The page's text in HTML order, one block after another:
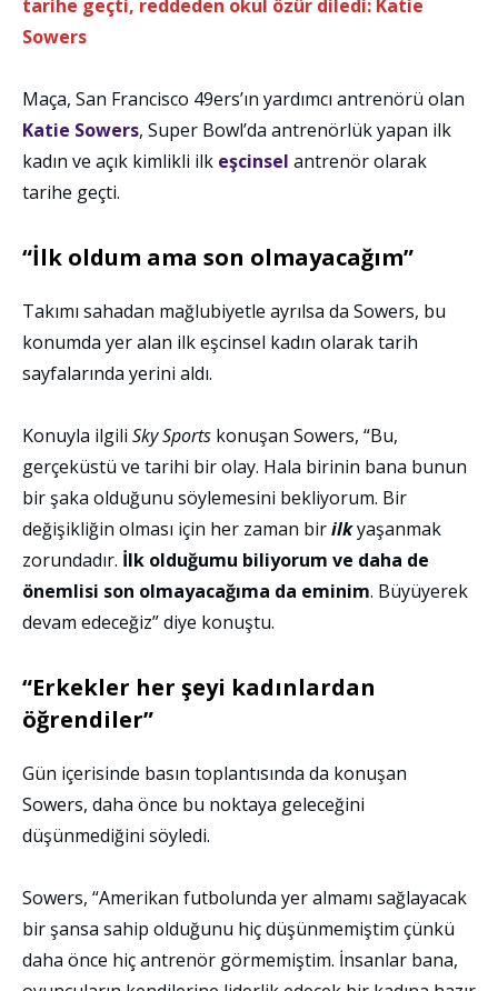
tarihe geçti, reddeden okul özür diledi: Katie
Sowers
Maça, San Francisco 49ers’ın yardımcı antrenörü olan
Katie Sowers, Super Bowl’da antrenörlük yapan ilk
kadın ve açık kimlikli ilk eşcinsel antrenör olarak
tarihe geçti.
“İlk oldum ama son olmayacağım”
Takımı sahadan mağlubiyetle ayrılsa da Sowers, bu
konumda yer alan ilk eşcinsel kadın olarak tarih
sayfalarında yerini aldı.
Konuyla ilgili Sky Sports konuşan Sowers, “Bu,
gerçeküstü ve tarihi bir olay. Hala birinin bana bunun
bir şaka olduğunu söylemesini bekliyorum. Bir
değişikliğin olması için her zaman birilkyaşanmak
zorundadır. İlk olduğumu biliyorum ve daha de
önemlisi son olmayacağıma da eminim. Büyüyerek
devam edeceğiz” diye konuştu.
“Erkekler her şeyi kadınlardan
öğrendiler”
Gün içerisinde basın toplantısında da konuşan
Sowers, daha önce bu noktaya geleceğini
düşünmediğini söyledi.
Sowers, “Amerikan futbolunda yer almamı sağlayacak
bir şansa sahip olduğunu hiç düşünmemiştim çünkü
daha önce hiç antrenör görmemiştim. İnsanlar bana,